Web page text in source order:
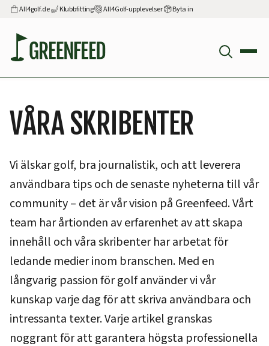
All4golf.de Klubbfitting All4Golf-upplevelser Byta in
VÅRA SKRIBENTER
Vi älskar golf, bra journalistik, och att leverera
användbara tips och de senaste nyheterna till vår
community – det är vår vision på Greenfeed. Vårt
team har årtionden av erfarenhet av att skapa
innehåll och våra skribenter har arbetat för
ledande medier inom branschen. Med en
långvarig passion för golf använder vi vår
kunskap varje dag för att skriva användbara och
intressanta texter. Varje artikel granskas
noggrant för att garantera högsta professionella